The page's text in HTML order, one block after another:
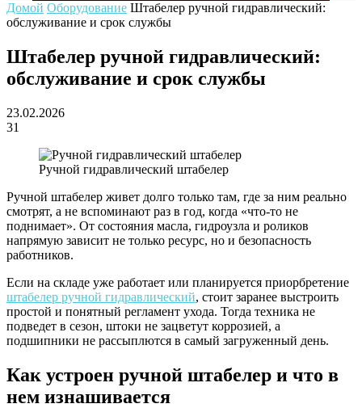
Домой Оборудование Штабелер ручной гидравлический:
обслуживание и срок службы
Штабелер ручной гидравлический:
обслуживание и срок службы
23.02.2026
31
Ручной гидравлический штабелер
Ручной штабелер живет долго только там, где за ним реально
смотрят, а не вспоминают раз в год, когда «что-то не
поднимает». От состояния масла, гидроузла и роликов
напрямую зависит не только ресурс, но и безопасность
работников.
Если на складе уже работает или планируется приорбретение
штабелер ручной гидравлический, стоит заранее выстроить
простой и понятный регламент ухода. Тогда техника не
подведет в сезон, штоки не зацветут коррозией, а
подшипники не рассыплются в самый загруженный день.
Как устроен ручной штабелер и что в
нем изнашивается